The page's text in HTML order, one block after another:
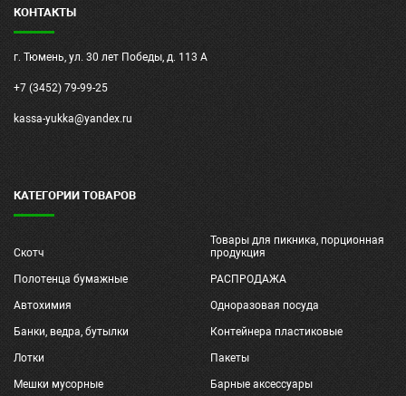
КОНТАКТЫ
г. Тюмень, ул. 30 лет Победы, д. 113 А
+7 (3452) 79-99-25
kassa-yukka@yandex.ru
КАТЕГОРИИ ТОВАРОВ
Скотч
Товары для пикника, порционная
продукция
Полотенца бумажные РАСПРОДАЖА
Автохимия Одноразовая посуда
Банки, ведра, бутылки Контейнера пластиковые
Лотки Пакеты
Мешки мусорные Барные аксессуары